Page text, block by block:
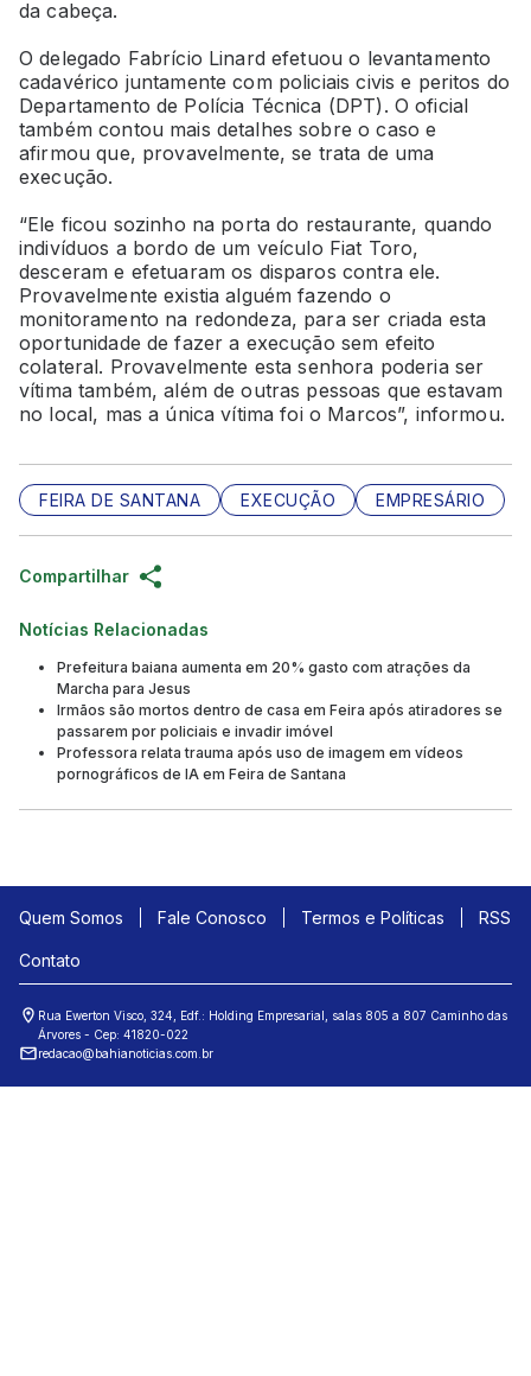
da cabeça.
O delegado Fabrício Linard efetuou o levantamento
cadavérico juntamente com policiais civis e peritos do
Departamento de Polícia Técnica (DPT). O oficial
também contou mais detalhes sobre o caso e
afirmou que, provavelmente, se trata de uma
execução.
“Ele ficou sozinho na porta do restaurante, quando
indivíduos a bordo de um veículo Fiat Toro,
desceram e efetuaram os disparos contra ele.
Provavelmente existia alguém fazendo o
monitoramento na redondeza, para ser criada esta
oportunidade de fazer a execução sem efeito
colateral. Provavelmente esta senhora poderia ser
vítima também, além de outras pessoas que estavam
no local, mas a única vítima foi o Marcos”, informou.
FEIRA DE SANTANA EXECUÇÃO EMPRESÁRIO
Compartilhar
Notícias Relacionadas
Prefeitura baiana aumenta em 20% gasto com atrações da
Marcha para Jesus
Irmãos são mortos dentro de casa em Feira após atiradores se
passarem por policiais e invadir imóvel
Professora relata trauma após uso de imagem em vídeos
pornográficos de IA em Feira de Santana
Quem Somos Fale Conosco Termos e Políticas RSS
Contato
Rua Ewerton Visco, 324, Edf.: Holding Empresarial, salas 805 a 807 Caminho das
Árvores - Cep: 41820-022
redacao@bahianoticias.com.br